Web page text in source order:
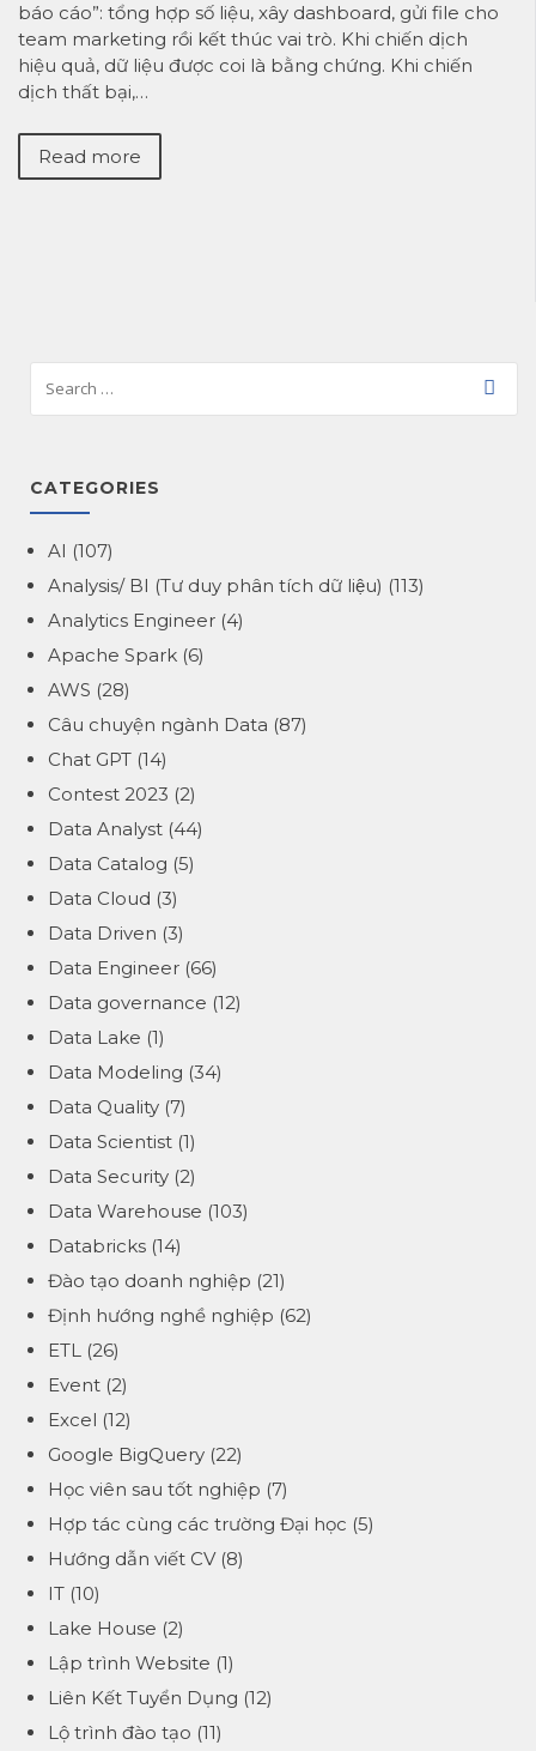
báo cáo”: tổng hợp số liệu, xây dashboard, gửi file cho
team marketing rồi kết thúc vai trò. Khi chiến dịch
hiệu quả, dữ liệu được coi là bằng chứng. Khi chiến
dịch thất bại,…
Read more
CATEGORIES
AI (107)
Analysis/ BI (Tư duy phân tích dữ liệu) (113)
Analytics Engineer (4)
Apache Spark (6)
AWS (28)
Câu chuyện ngành Data (87)
Chat GPT (14)
Contest 2023 (2)
Data Analyst (44)
Data Catalog (5)
Data Cloud (3)
Data Driven (3)
Data Engineer (66)
Data governance (12)
Data Lake (1)
Data Modeling (34)
Data Quality (7)
Data Scientist (1)
Data Security (2)
Data Warehouse (103)
Databricks (14)
Đào tạo doanh nghiệp (21)
Định hướng nghề nghiệp (62)
ETL (26)
Event (2)
Excel (12)
Google BigQuery (22)
Học viên sau tốt nghiệp (7)
Hợp tác cùng các trường Đại học (5)
Hướng dẫn viết CV(8)
IT (10)
Lake House (2)
Lập trình Website (1)
Liên Kết Tuyển Dụng (12)
Lộ trình đào tạo (11)